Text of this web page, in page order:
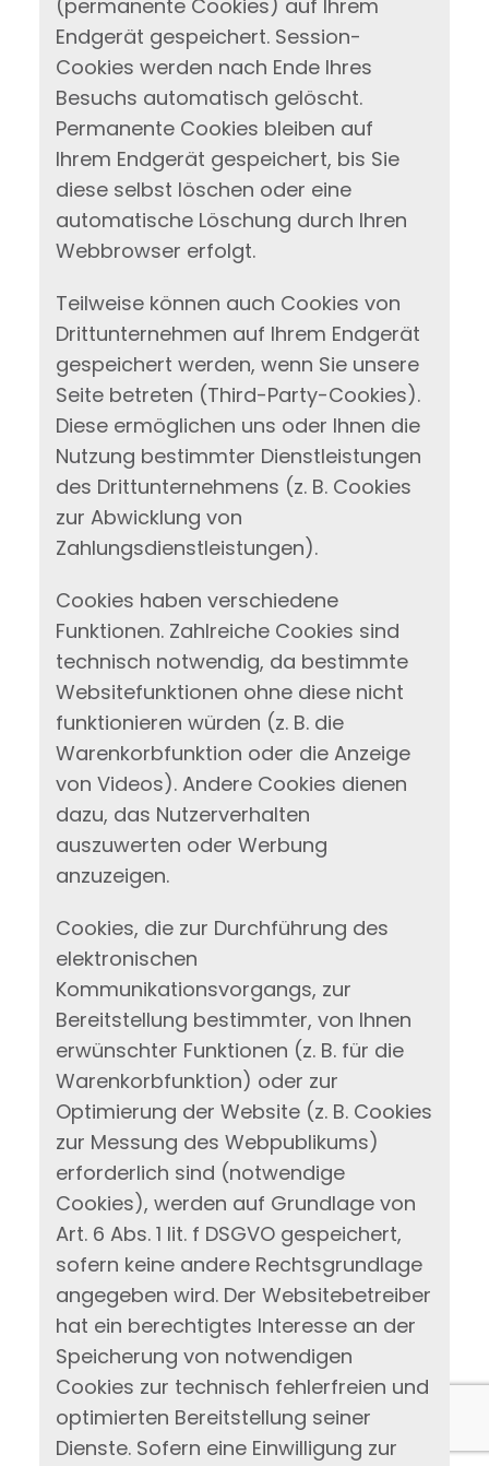
(permanente Cookies) auf Ihrem
Endgerät gespeichert. Session-
Cookies werden nach Ende Ihres
Besuchs automatisch gelöscht.
Permanente Cookies bleiben auf
Ihrem Endgerät gespeichert, bis Sie
diese selbst löschen oder eine
automatische Löschung durch Ihren
Webbrowser erfolgt.
Teilweise können auch Cookies von
Drittunternehmen auf Ihrem Endgerät
gespeichert werden, wenn Sie unsere
Seite betreten (Third-Party-Cookies).
Diese ermöglichen uns oder Ihnen die
Nutzung bestimmter Dienstleistungen
des Drittunternehmens (z. B. Cookies
zur Abwicklung von
Zahlungsdienstleistungen).
Cookies haben verschiedene
Funktionen. Zahlreiche Cookies sind
technisch notwendig, da bestimmte
Websitefunktionen ohne diese nicht
funktionieren würden (z. B. die
Warenkorbfunktion oder die Anzeige
von Videos). Andere Cookies dienen
dazu, das Nutzerverhalten
auszuwerten oder Werbung
anzuzeigen.
Cookies, die zur Durchführung des
elektronischen
Kommunikationsvorgangs, zur
Bereitstellung bestimmter, von Ihnen
erwünschter Funktionen (z. B. für die
Warenkorbfunktion) oder zur
Optimierung der Website (z. B. Cookies
zur Messung des Webpublikums)
erforderlich sind (notwendige
Cookies), werden auf Grundlage von
Art. 6 Abs. 1 lit. f DSGVO gespeichert,
sofern keine andere Rechtsgrundlage
angegeben wird. Der Websitebetreiber
hat ein berechtigtes Interesse an der
Speicherung von notwendigen
Cookies zur technisch fehlerfreien und
optimierten Bereitstellung seiner
Dienste. Sofern eine Einwilligung zur